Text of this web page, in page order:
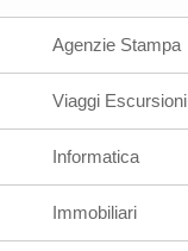
Agenzie Stampa
Viaggi Escursioni
Informatica
Immobiliari